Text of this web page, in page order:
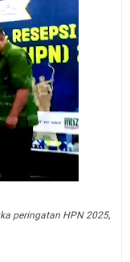
peringatan HPN 2025,